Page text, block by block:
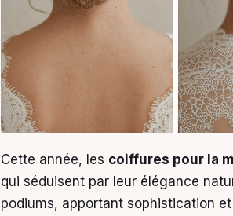
Cette année, les coiffures pour la
qui séduisent par leur élégance
podiums, apportant sophistication